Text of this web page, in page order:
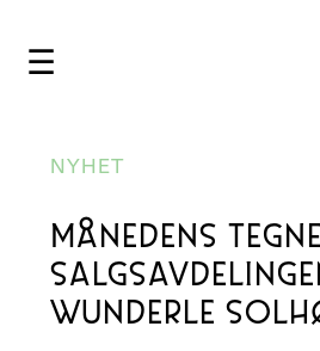
☰
NYHET
MÅNEDENS
WUNDERLE